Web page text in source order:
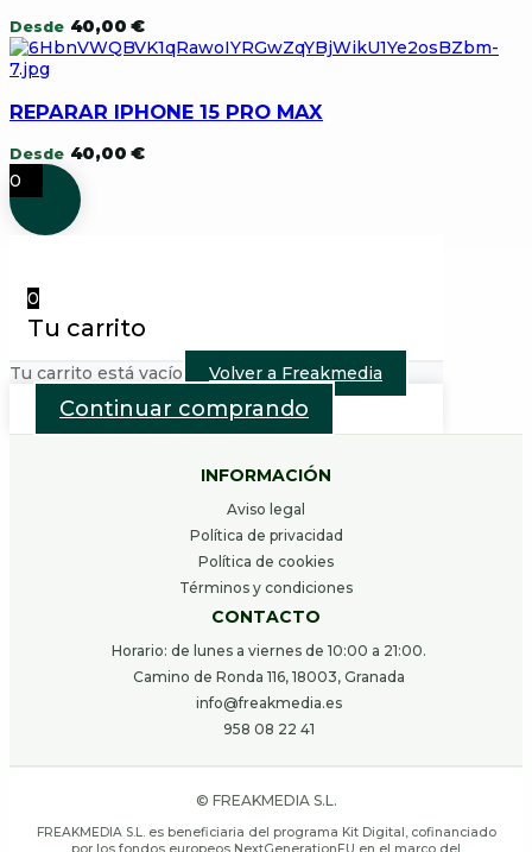
Desde 40,00 €
REPARAR IPHONE 15 PRO MAX
Desde 40,00 €
0
0
Tu carrito
Tu carrito está vacío Volver a Freakmedia
Continuar comprando
INFORMACIÓN
Aviso legal
Política de privacidad
Política de cookies
Términos y condiciones
CONTACTO
Horario: de lunes a viernes de 10:00 a 21:00.
Camino de Ronda 116, 18003, Granada
info@freakmedia.es
958 08 22 41
© FREAKMEDIA S.L.
FREAKMEDIA S.L. es beneficiaria del programa Kit Digital, cofinanciado